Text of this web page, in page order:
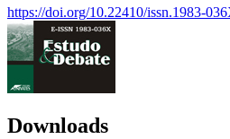
https://doi.org/10.22410/issn.1983-
Downloads